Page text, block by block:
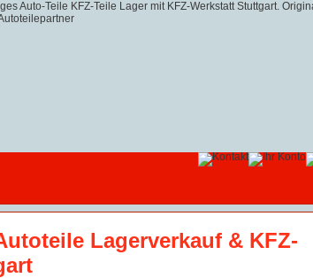
Lagerverkauf & KFZ-